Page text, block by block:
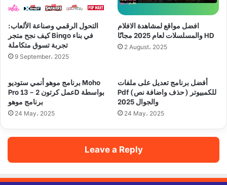
التحول الرقمي وصناعة الألعاب:
كيف نجح متجر Bingo في بناء
تجربة تسوق متكاملة
9 September، 2025
افضل مواقع لمشاهدة الافلام
والمسلسلات لعام 2025 مجانًا HD
2 August، 2025
برنامج موهو أنمي ستوديو Moho
Pro 13 – عمل كرتون 2D بواسطة
برنامج موهو
24 May، 2025
أفضل برنامج تعديل على ملفات
Pdf (حذف واضافة نص) للكمبيوتر
والجوال 2025
24 May، 2025
Leave a Reply